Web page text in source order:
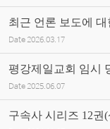
최근 언론 보도에
Date 2026.03.17
평강제일교회 임시
Date 2025.06.07
구속사 시리즈 12권